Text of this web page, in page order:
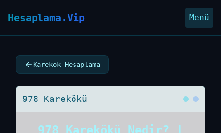
Hesaplama.Vip Menü
Karekök Hesaplama
978 Karekökü
978 Karekökü Nedir? |